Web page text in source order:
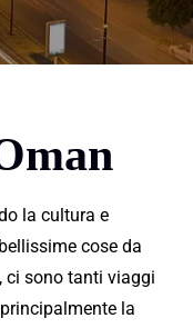
la cultura e
cose da
ci sono tanti viaggi
la